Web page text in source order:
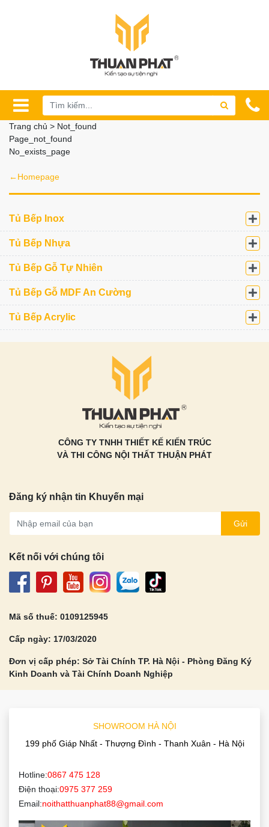
Trang chủ > Not_found
Page_not_found
No_exists_page
←Homepage
Tủ Bếp Inox
Tủ Bếp Nhựa
Tủ Bếp Gỗ Tự Nhiên
Tủ Bếp Gỗ MDF An Cường
Tủ Bếp Acrylic
CÔNG TY TNHH THIẾT KẾ KIẾN TRÚC
VÀ THI CÔNG NỘI THẤT THUẬN PHÁT
Đăng ký nhận tin Khuyến mại
Gửi
Kết nối với chúng tôi
Mã số thuế: 0109125945
Cấp ngày: 17/03/2020
Đơn vị cấp phép: Sở Tài Chính TP. Hà Nội - Phòng Đăng Ký
Kinh Doanh và Tài Chính Doanh Nghiệp
SHOWROOM HÀ NỘI
199 phố Giáp Nhất - Thượng Đình - Thanh Xuân - Hà Nội
Hotline:0867 475 128
Điện thoại:0975 377 259
Email:noithatthuanphat88@gmail.com